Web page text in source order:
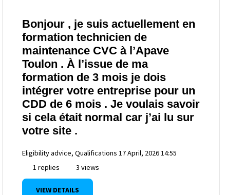
Bonjour , je suis actuellement en
formation technicien de
maintenance CVC à l’Apave
Toulon . À l’issue de ma
formation de 3 mois je dois
intégrer votre entreprise pour un
CDD de 6 mois . Je voulais savoir
si cela était normal car j’ai lu sur
votre site .
Eligibility advice, Qualifications 17 April, 2026 14:55
1 replies
3 views
VIEW DETAILS